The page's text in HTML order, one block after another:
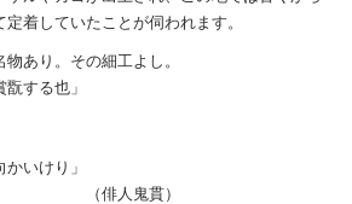
着していたことが伺われます。
物あり。その細工よし。
する也」
裾野に向かいけり」
鬼貫）